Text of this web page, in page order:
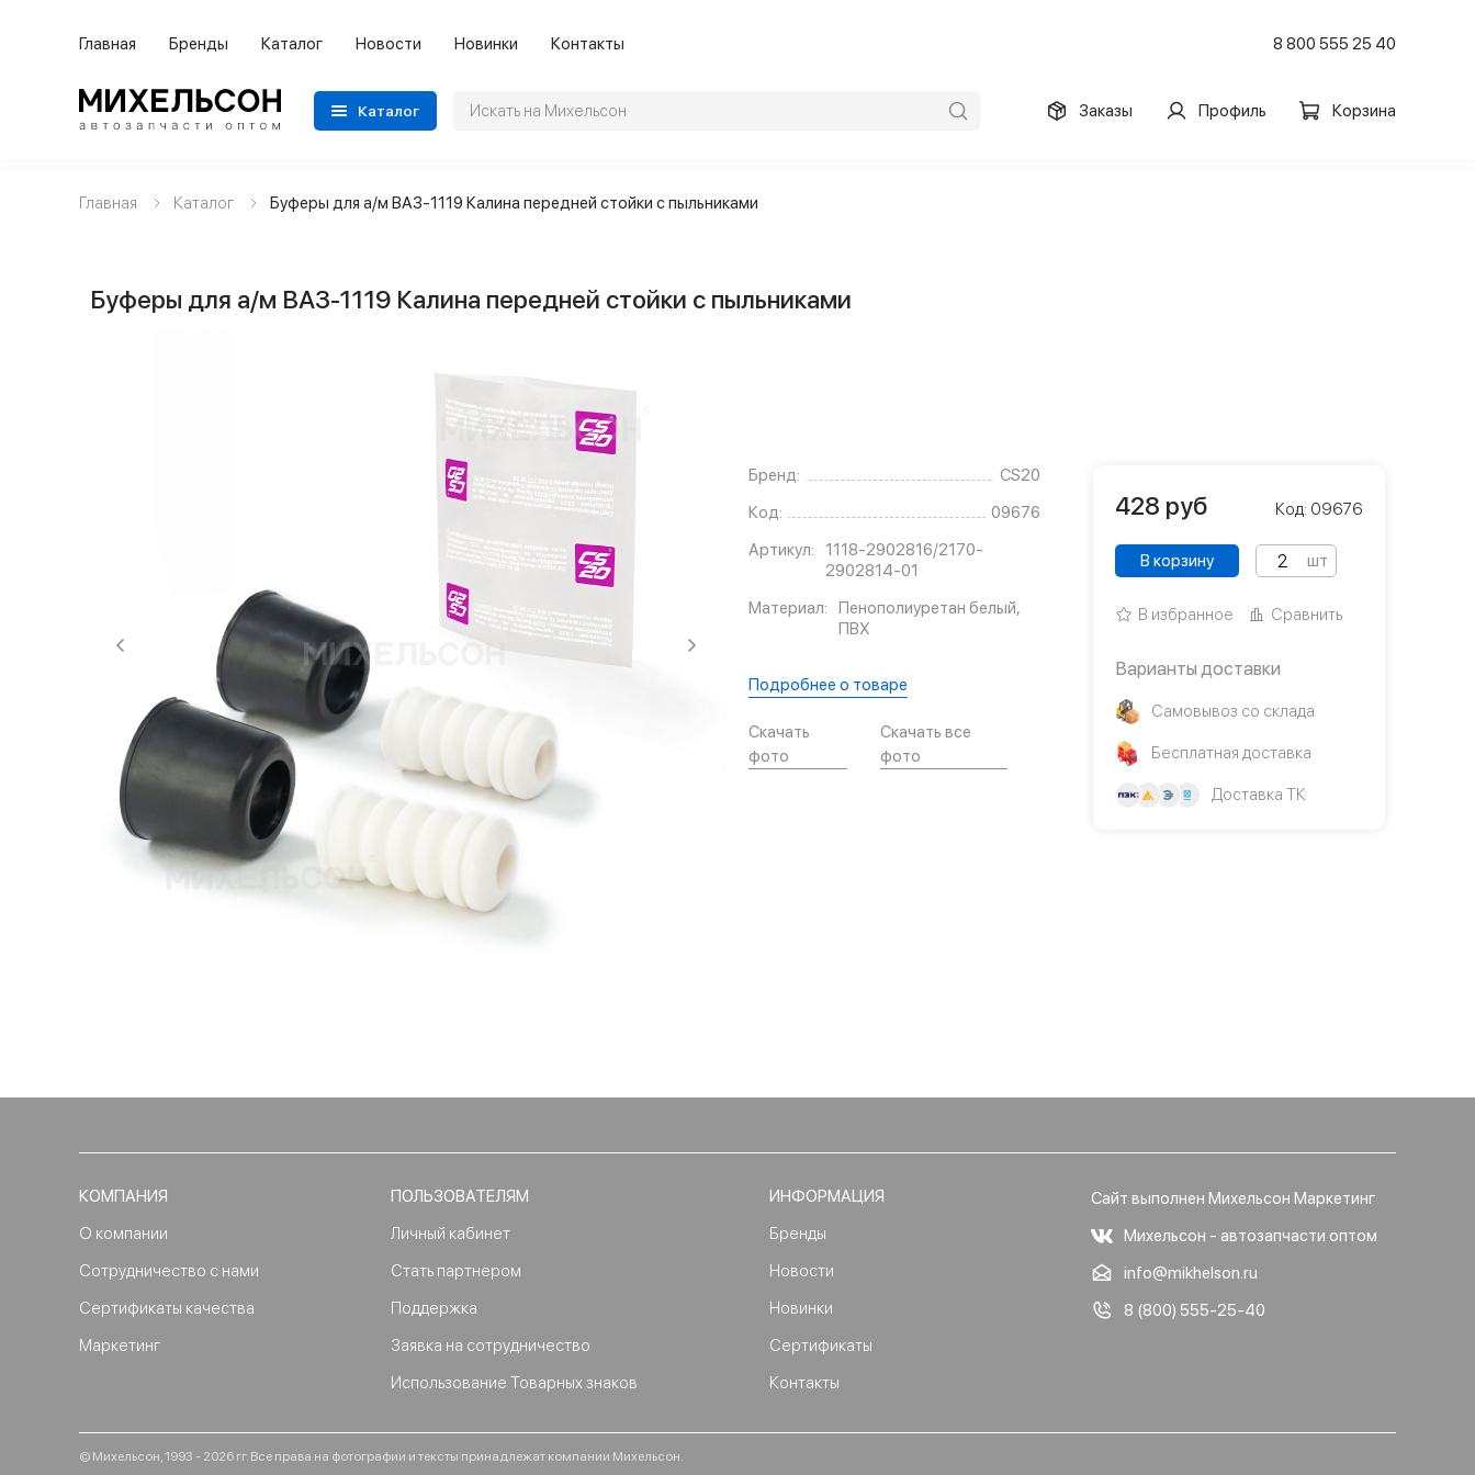
Главная Бренды Каталог Новости Новинки Контакты 8 800 555 25 40
Каталог Заказы Профиль Корзина
Применяемость
Категории автозапчастей
Главная Каталог Буферы для а/м ВАЗ-1119 Калина передней стойки с пыльниками
Буферы для а/м ВАЗ-1119 Калина передней стойки с пыльниками
Бренд:
CS20
Код:
09676
Артикул:
1118-2902816/2170-
2902814-01
Материал:
Пенополиуретан белый,
ПВХ
Подробнее о товаре
Скачать
фото
Скачать все
фото
428 руб Код: 09676
В корзину шт
В избранное Сравнить
Варианты доставки
Самовывоз со склада
Бесплатная доставка
Доставка ТК
КОМПАНИЯ
О компании
Сотрудничество с нами
Сертификаты качества
Маркетинг
ПОЛЬЗОВАТЕЛЯМ
Личный кабинет
Стать партнером
Поддержка
Заявка на сотрудничество
Использование Товарных знаков
ИНФОРМАЦИЯ
Бренды
Новости
Новинки
Сертификаты
Контакты
Сайт выполнен Михельсон Маркетинг
Михельсон - автозапчасти оптом
info@mikhelson.ru
8 (800) 555-25-40
© Михельсон, 1993 - 2026 гг. Все права на фотографии и тексты принадлежат компании Михельсон.